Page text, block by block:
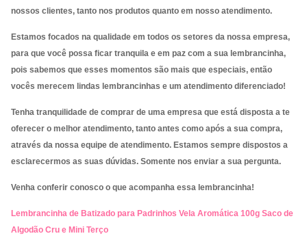
nossos clientes, tanto nos produtos quanto em nosso atendimento.
Estamos focados na qualidade em todos os setores da nossa empresa,
para que você possa ficar tranquila e em paz com a sua lembrancinha,
pois sabemos que esses momentos são mais que especiais, então
vocês merecem lindas lembrancinhas e um atendimento diferenciado!
Tenha tranquilidade de comprar de uma empresa que está disposta a te
oferecer o melhor atendimento, tanto antes como após a sua compra,
através da nossa equipe de atendimento. Estamos sempre dispostos a
esclarecermos as suas dúvidas. Somente nos enviar a sua pergunta.
Venha conferir conosco o que acompanha essa lembrancinha!
Lembrancinha de Batizado para Padrinhos Vela Aromática 100g Saco de
Algodão Cru e Mini Terço